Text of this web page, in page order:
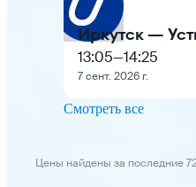
Иркутск —
13:05—14:25
7 сент. 2026 г.
Смотреть все
Цены найдены за последние